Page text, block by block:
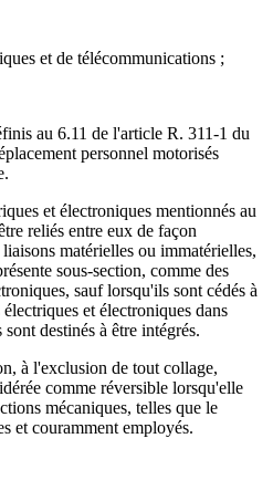
et de télécommunications ;
au 6.11 de l'article R. 311-1 du
personnel motorisés
et électroniques mentionnés au
reliés entre eux de façon
matérielles ou immatérielles,
sous-section, comme des
sauf lorsqu'ils sont cédés à
et électroniques dans
destinés à être intégrés.
à l'exclusion de tout collage,
comme réversible lorsqu'elle
mécaniques, telles que le
et couramment employés.